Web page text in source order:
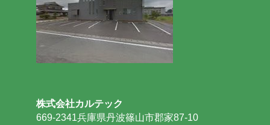
株式会社カルテック
669-2341兵庫県丹波篠山市郡家87-10